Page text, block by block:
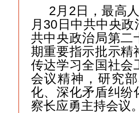
2月2日，最高
月30日中共中央
共中央政治局第二
期重要指示批示精
传达学习全国社会
会议精神，研究
化、深化矛盾纠纷
察长应勇主持会议。